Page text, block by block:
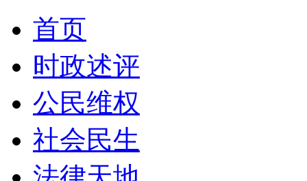
首页
时政述评
公民维权
社会民生